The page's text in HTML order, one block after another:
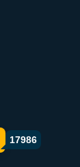
17986